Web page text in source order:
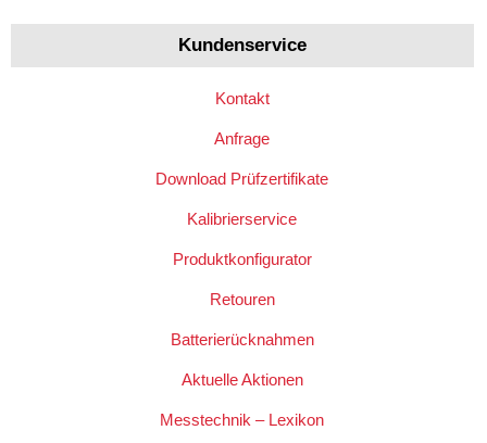
Kundenservice
Kontakt
Anfrage
Download Prüfzertifikate
Kalibrierservice
Produktkonfigurator
Retouren
Batterierücknahmen
Aktuelle Aktionen
Messtechnik – Lexikon